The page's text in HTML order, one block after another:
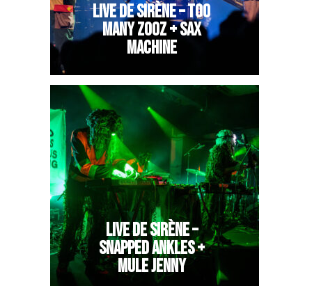
LIVE DE SIRÈNE – TOO
MANY ZOOZ + SAX
MACHINE
LIVE DE SIRÈNE –
SNAPPED ANKLES +
MULE JENNY